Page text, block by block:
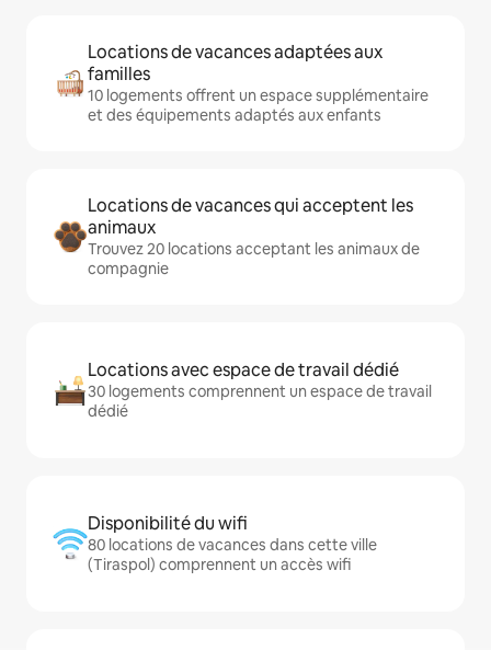
Locations de vacances adaptées aux
familles
10 logements offrent un espace supplémentaire
et des équipements adaptés aux enfants
Locations de vacances qui acceptent les
animaux
Trouvez 20 locations acceptant les animaux de
compagnie
Locations avec espace de travail dédié
30 logements comprennent un espace de travail
dédié
Disponibilité du wifi
80 locations de vacances dans cette ville
(Tiraspol) comprennent un accès wifi